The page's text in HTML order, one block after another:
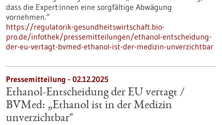
dass die Expert:innen eine sorgfältige Abwägung
vornehmen.“
https://regulatorik-gesundheitswirtschaft.bio-
pro.de/infothek/pressemitteilungen/ethanol-entscheidung-
der-eu-vertagt-bvmed-ethanol-ist-der-medizin-unverzichtbar
Pressemitteilung - 02.12.2025
Ethanol-Entscheidung der EU vertagt /
BVMed: „Ethanol ist in der Medizin
unverzichtbar"